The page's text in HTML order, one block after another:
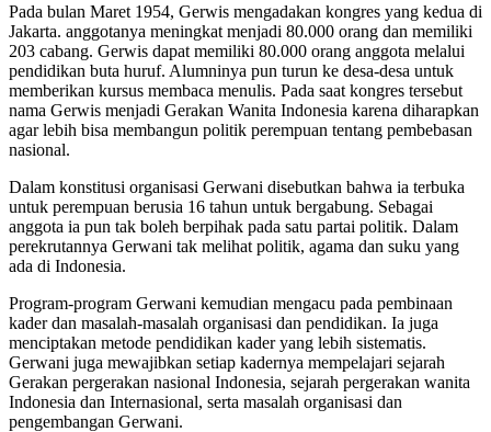
Pada bulan Maret 1954, Gerwis mengadakan kongres yang kedua di
Jakarta. anggotanya meningkat menjadi 80.000 orang dan memiliki
203 cabang. Gerwis dapat memiliki 80.000 orang anggota melalui
pendidikan buta huruf. Alumninya pun turun ke desa-desa untuk
memberikan kursus membaca menulis. Pada saat kongres tersebut
nama Gerwis menjadi Gerakan Wanita Indonesia karena diharapkan
agar lebih bisa membangun politik perempuan tentang pembebasan
nasional.
Dalam konstitusi organisasi Gerwani disebutkan bahwa ia terbuka
untuk perempuan berusia 16 tahun untuk bergabung. Sebagai
anggota ia pun tak boleh berpihak pada satu partai politik. Dalam
perekrutannya Gerwani tak melihat politik, agama dan suku yang
ada di Indonesia.
Program-program Gerwani kemudian mengacu pada pembinaan
kader dan masalah-masalah organisasi dan pendidikan. Ia juga
menciptakan metode pendidikan kader yang lebih sistematis.
Gerwani juga mewajibkan setiap kadernya mempelajari sejarah
Gerakan pergerakan nasional Indonesia, sejarah pergerakan wanita
Indonesia dan Internasional, serta masalah organisasi dan
pengembangan Gerwani.